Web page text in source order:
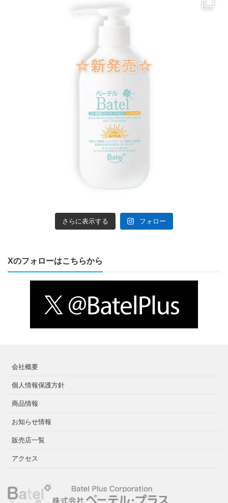
さらに表示する フォロー
Xのフォローはこちらから
会社概要
個人情報保護方針
商品情報
お知らせ情報
販売店一覧
アクセス